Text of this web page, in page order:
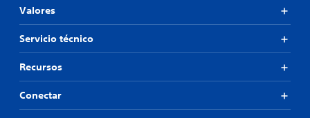
Valores
Servicio técnico
Recursos
Conectar